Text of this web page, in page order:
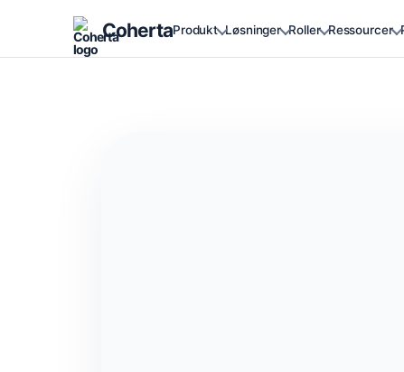
CohertaProdukt Løsninger Roller Ressourcer